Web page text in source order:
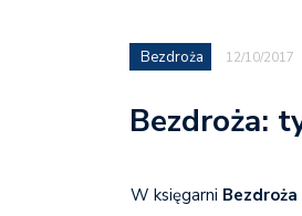
Bezdroża 12/10/2017
Bezdroża:
W księgarni Bezdroża